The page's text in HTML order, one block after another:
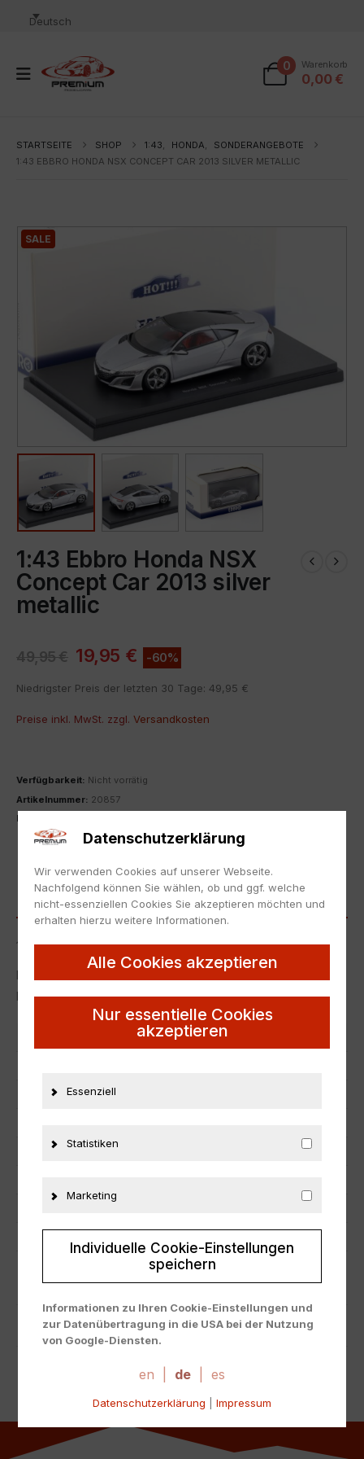
Deutsch
0 Warenkorb
0,00 €
STARTSEITE SHOP 1:43, HONDA,
SONDERANGEBOTE
1:43 EBBRO HONDA NSX CONCEPT CAR 2013 SILVER METALLIC
SALE
1:43 Ebbro Honda NSX
Concept Car 2013 silver
metallic
49,95€ 19,95 € -60%
Niedrigster Preis der letzten 30 Tage: 49,95 €
Preise inkl. MwSt. zzgl. Versandkosten
Verfügbarkeit: Nicht vorrätig
Artikelnummer: 20857
Kategorie:
ZUR MERKLISTE HINZUFÜGEN
BESCHREIBUNG
1:43 Ebbro Honda NSX Concept Car 2013 silver metallic
Neu in Originalverpackung.
NEW with box.
20857
Hersteller
Zustand
ZUSÄTZLICHE INFORMATIONEN
PRODUKTSICHERHEIT
Datenschutzerklärung
Wir verwenden Cookies auf unserer Webseite.
Nachfolgend können Sie wählen, ob und ggf. welche
nicht-essenziellen Cookies Sie akzeptieren möchten und
erhalten hierzu weitere Informationen.
Alle Cookies akzeptieren
Nur essentielle Cookies
akzeptieren
Essenziell
Statistiken
Marketing
Individuelle Cookie-Einstellungen
speichern
Informationen zu Ihren Cookie-Einstellungen und
zur Datenübertragung in die USA bei der Nutzung
von Google-Diensten.
Cookies sind absolut notwendig, um unsere Website
werden nur gesetzt, wenn Sie ihrer Verwendung
Über die Auswahl bestimmter Cookies in den
en de es
Datenschutzerklärung Impressum